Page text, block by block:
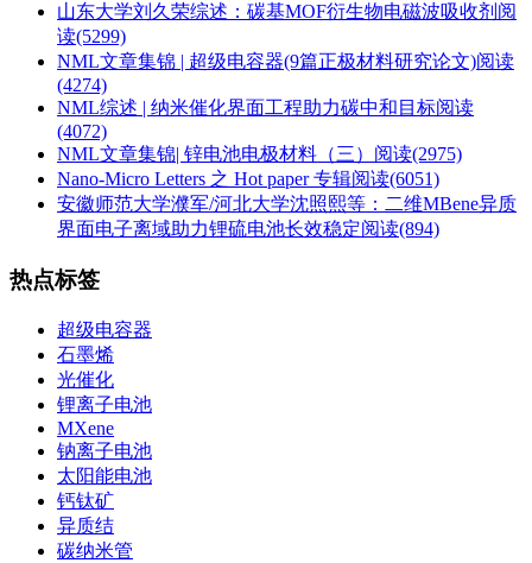
山东大学刘久荣综述：碳基MOF衍生物电磁波吸收剂 阅
读(5299)
NML文章集锦 | 超级电容器(9篇正极材料研究论文)阅读
(4274)
NML综述 | 纳米催化界面工程助力碳中和目标阅读
(4072)
NML文章集锦| 锌电池电极材料（三） 阅读(2975)
Nano-Micro Letters 之 Hot paper 专辑阅读(6051)
安徽师范大学濮军/河北大学沈照熙等：二维MBene异质
界面电子离域助力锂硫电池长效稳定阅读(894)
热点标签
超级电容器
石墨烯
光催化
锂离子电池
MXene
钠离子电池
太阳能电池
钙钛矿
异质结
碳纳米管